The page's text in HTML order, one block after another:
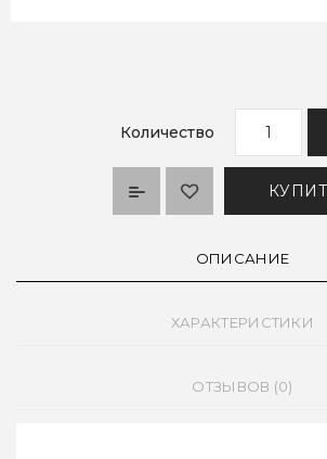
Количество
ОПИСАНИЕ
ХАРАКТЕРИСТИКИ
ОТЗЫВОВ (0)